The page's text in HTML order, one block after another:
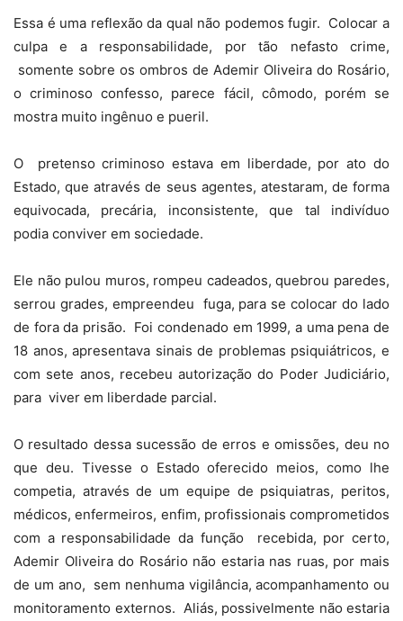
Essa é uma reflexão da qual não podemos fugir. Colocar a
culpa e a responsabilidade, por tão nefasto crime,
somente sobre os ombros de Ademir Oliveira do Rosário,
o criminoso confesso, parece fácil, cômodo, porém se
mostra muito ingênuo e pueril.
O
pretenso criminoso estava em liberdade, por ato do
Estado, que através de seus agentes, atestaram, de forma
equivocada, precária, inconsistente, que tal indivíduo
podia conviver em sociedade.
Ele não pulou muros, rompeu cadeados, quebrou paredes,
serrou grades, empreendeu fuga, para se colocar do lado
de fora da prisão. Foi condenado em 1999, a uma pena de
18 anos, apresentava sinais de problemas psiquiátricos, e
com sete anos, recebeu autorização do Poder Judiciário,
para viver em liberdade parcial.
O resultado dessa sucessão de erros e omissões, deu no
que deu. Tivesse o Estado oferecido meios, como lhe
competia, através de um equipe de psiquiatras, peritos,
médicos, enfermeiros, enfim, profissionais comprometidos
com a responsabilidade da função
recebida, por certo,
Ademir Oliveira do Rosário não estaria nas ruas, por mais
de um ano, sem nenhuma vigilância, acompanhamento ou
monitoramento externos. Aliás, possivelmente não estaria